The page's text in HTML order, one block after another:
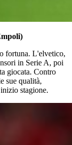
fortuna. L'elvetico,
in Serie A, poi
giocata. Contro
sue qualità,
stagione.